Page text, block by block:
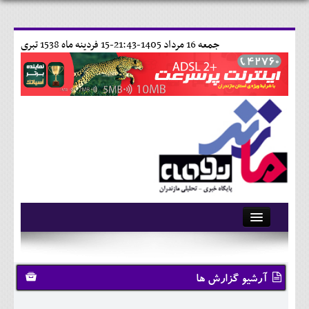
15 فردينه ماه 1538 تبری جمعه 16 مرداد 1405-21:43-
آرشیو
تماس با ما
وبلاگ
آرشیو گزارش ها